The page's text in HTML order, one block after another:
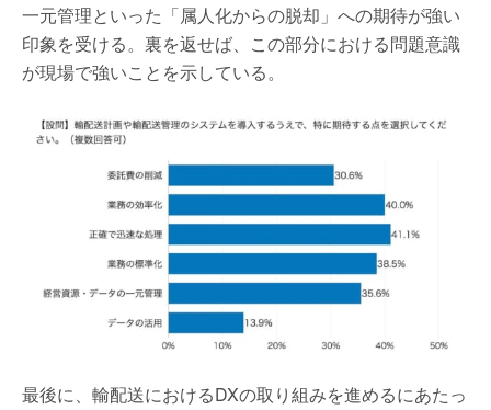
一元管理といった「属人化からの脱却」への期待が強い
印象を受ける。裏を返せば、この部分における問題意識
が現場で強いことを示している。
最後に、輸配送におけるDXの取り組みを進めるにあたっ